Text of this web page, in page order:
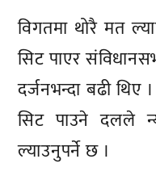
विगतमा थोरै मत
सिट पाएर
दर्जनभन्दा बढी
सिट पाउने दलले
ल्याउनुपर्ने छ ।